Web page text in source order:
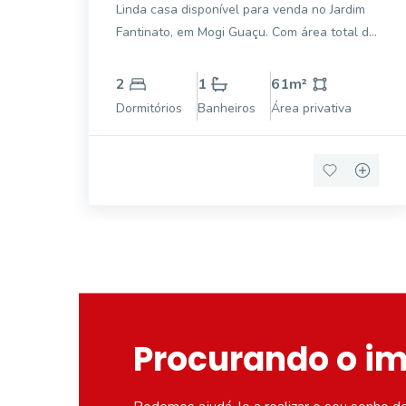
SP
Linda casa disponível para venda no Jardim
Fantinato, em Mogi Guaçu. Com área total de
imóvel conta com 2 dormitórios, 1 banheiro
social e 1 vaga de garagem. Aproveite o
quintal espaçoso, a sala de TV
2
Dormitórios
1
Banheiros
61m²
Área privativa
Procurando o